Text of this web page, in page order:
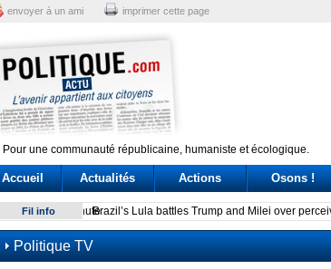
envoyer à un ami imprimer cette page
Pour une communauté républicaine, humaniste et écologique.
Accueil Actualités Actions Osons !
Fil info Brazil’s Lula battles Trump and Milei over
Politique TV